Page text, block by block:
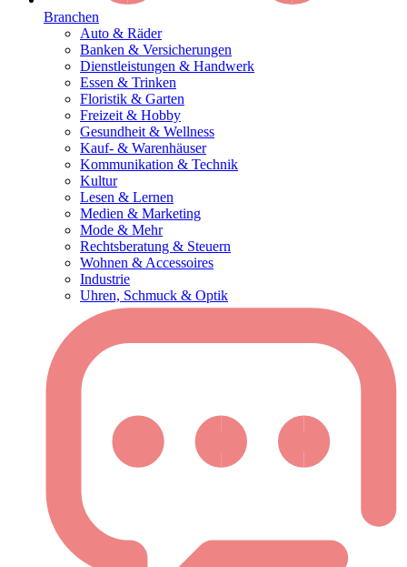
Branchen
Auto & Räder
Banken & Versicherungen
Dienstleistungen & Handwerk
Essen & Trinken
Floristik & Garten
Freizeit & Hobby
Gesundheit & Wellness
Kauf- & Warenhäuser
Kommunikation & Technik
Kultur
Lesen & Lernen
Medien & Marketing
Mode & Mehr
Rechtsberatung & Steuern
Wohnen & Accessoires
Industrie
Uhren, Schmuck & Optik